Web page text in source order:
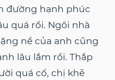
đường hạnh phúc
quá rồi. Ngôi nhà
nề của anh cũng
lâu lắm rồi. Thắp
quá cố, chị khẽ